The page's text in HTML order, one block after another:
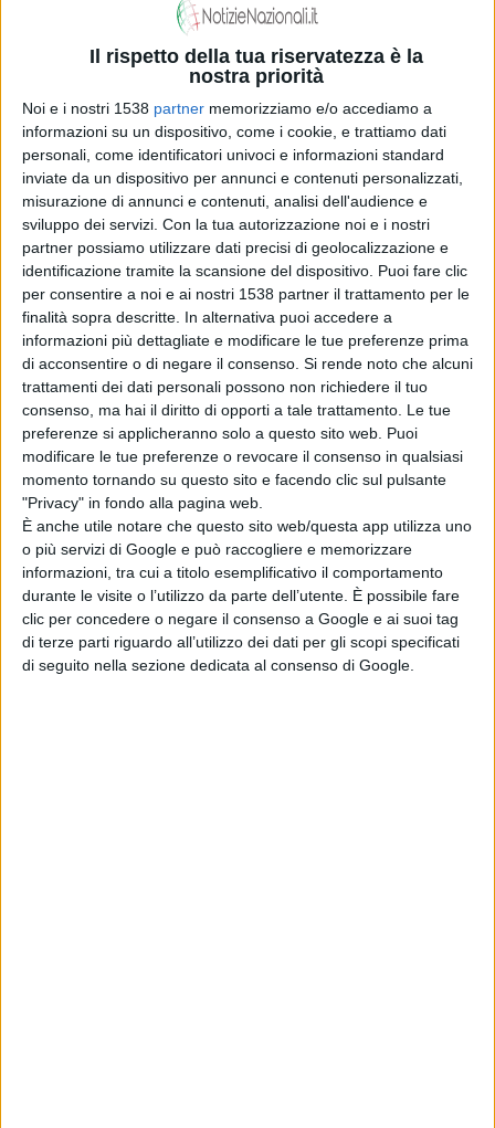
Il rispetto della tua riservatezza è la
nostra priorità
Noi e i nostri 1538 partner memorizziamo e/o accediamo a
informazioni su un dispositivo, come i cookie, e trattiamo dati
personali, come identificatori univoci e informazioni standard
inviate da un dispositivo per annunci e contenuti personalizzati,
misurazione di annunci e contenuti, analisi dell'audience e
sviluppo dei servizi. Con la tua autorizzazione noi e i nostri
partner possiamo utilizzare dati precisi di geolocalizzazione e
identificazione tramite la scansione del dispositivo. Puoi fare clic
per consentire a noi e ai nostri 1538 partner il trattamento per le
finalità sopra descritte. In alternativa puoi accedere a
informazioni più dettagliate e modificare le tue preferenze prima
di acconsentire o di negare il consenso. Si rende noto che alcuni
trattamenti dei dati personali possono non richiedere il tuo
consenso, ma hai il diritto di opporti a tale trattamento. Le tue
preferenze si applicheranno solo a questo sito web. Puoi
modificare le tue preferenze o revocare il consenso in qualsiasi
momento tornando su questo sito e facendo clic sul pulsante
"Privacy" in fondo alla pagina web.
È anche utile notare che questo sito web/questa app utilizza uno
o più servizi di Google e può raccogliere e memorizzare
informazioni, tra cui a titolo esemplificativo il comportamento
durante le visite o l’utilizzo da parte dell’utente. È possibile fare
clic per concedere o negare il consenso a Google e ai suoi tag
di terze parti riguardo all’utilizzo dei dati per gli scopi specificati
di seguito nella sezione dedicata al consenso di Google.
Il nuovo Best Magazine è molto più di un blog! È la
svolta free più fashion ed attuale del web.
In questo momento di emergenza sanitaria e di
lockdown quale migliore intrattenimento e svago se
non leggere in maniera spensierata una buona rivista? e
gratis?
Best Magazine (rivista) uscirà con cadenza bimestrale
nella elegante versione digitale sfogliabile già arrivata al
numero 87. La rivista è distribuita nelle migliori
piattaforme internazionali con 250 interviste esclusive,
con i più famosi e noti personaggi Vip del panorama
dell'intrattenimento (nazionale ed internazionali) che
l'ha portata a raggiungere un pubblico di qualità
ottenendo nel 2020 oltre un milione di views mensili.
Sito ufficiale:https://www.bestmagazine.eu
Facebook: